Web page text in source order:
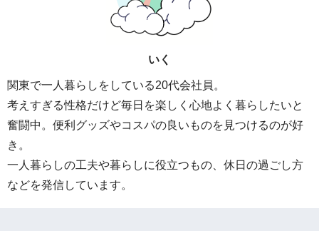
いく
関東で一人暮らしをしている20代会社員。
考えすぎる性格だけど毎日を楽しく心地よく暮らしたいと
奮闘中。便利グッズやコスパの良いものを見つけるのが好
き。
一人暮らしの工夫や暮らしに役立つもの、休日の過ごし方
などを発信しています。